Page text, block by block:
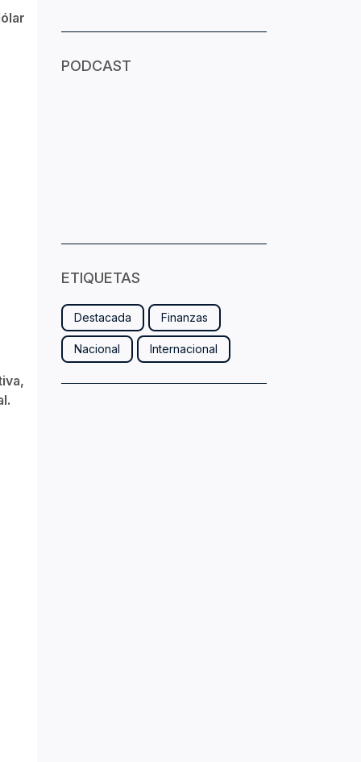
PODCAST
ETIQUETAS
Destacada Finanzas
Nacional Internacional